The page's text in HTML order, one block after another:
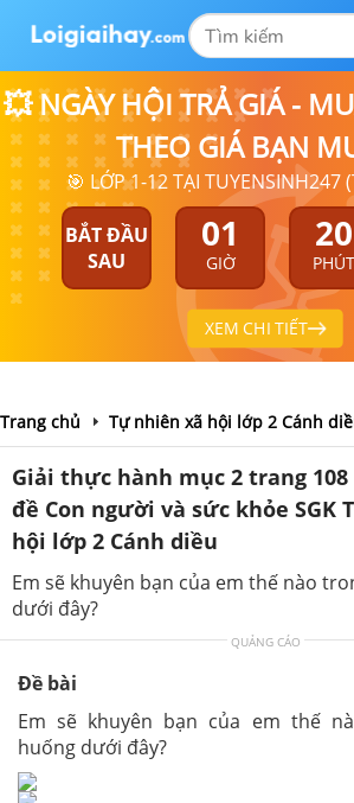
💥 NGÀY HỘI TRẢ GIÁ -
THEO GIÁ BẠN
🎯 LỚP 1-12 TẠI TUYENSINH247
BẮT ĐẦU
SAU
01
GIỜ
20
PHÚT
XEM CHI TIẾT
Trang chủ Tự nhiên xã hội lớp 2 Cánh
Giải thực hành mục 2 trang
đề Con người và sức khỏe SGK
hội lớp 2 Cánh diều
Em sẽ khuyên bạn của em thế nào
dưới đây?
QUẢNG CÁO
Đề bài
Em sẽ khuyên bạn của em thế
huống dưới đây?